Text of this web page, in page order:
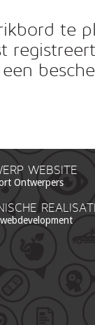
te
WEBSITE
Ontwerpers